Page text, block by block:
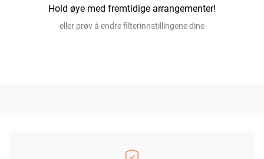
Hold øye med fremtidige arrangementer!
eller prøv å endre filterinnstillingene dine